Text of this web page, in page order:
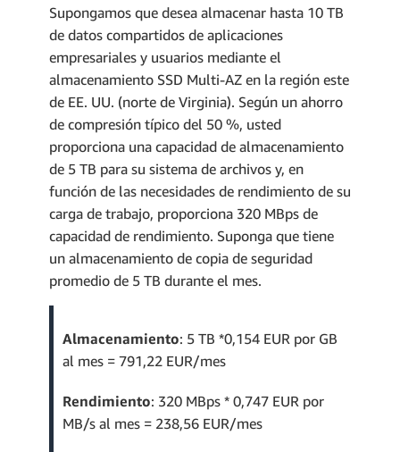
Supongamos que desea almacenar hasta 10 TB
de datos compartidos de aplicaciones
empresariales y usuarios mediante el
almacenamiento SSD Multi-AZ en la región este
de EE. UU. (norte de Virginia). Según un ahorro
de compresión típico del 50 %, usted
proporciona una capacidad de almacenamiento
de 5 TB para su sistema de archivos y, en
función de las necesidades de rendimiento de su
carga de trabajo, proporciona 320 MBps de
capacidad de rendimiento. Suponga que tiene
un almacenamiento de copia de seguridad
promedio de 5 TB durante el mes.
Almacenamiento: 5 TB *0,154 EUR por GB
al mes = 791,22 EUR/mes
Rendimiento: 320 MBps * 0,747 EUR por
MB/s al mes = 238,56 EUR/mes